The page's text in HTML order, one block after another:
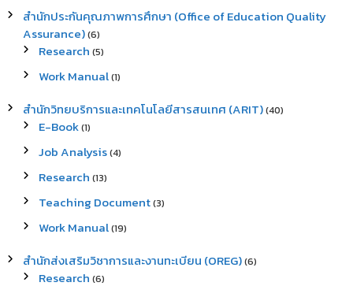
สำนักประกันคุณภาพการศึกษา (Office of Education Quality
Assurance)(6)
Research (5)
Work Manual(1)
สำนักวิทยบริการและเทคโนโลยีสารสนเทศ (ARIT)(40)
E-Book(1)
Job Analysis(4)
Research (13)
Teaching Document(3)
Work Manual(19)
สำนักส่งเสริมวิชาการและงานทะเบียน (OREG)(6)
Research (6)